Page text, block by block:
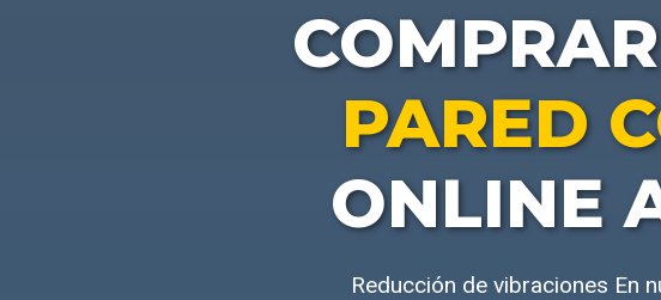
COMPRAR
PARED
ONLINE
Reducción de vibraciones En